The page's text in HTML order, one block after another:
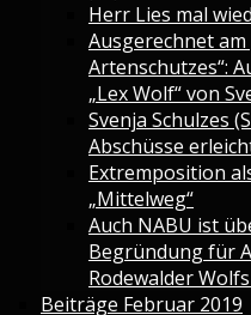
Herr Lies mal
Ausgerechnet am
Artenschutzes“:
„Lex Wolf“ von
Svenja Schulzes
Abschüsse
Extremposition
„Mittelweg“
Auch NABU ist
Begründung für
Rodewalder
Beiträge Februar 2019